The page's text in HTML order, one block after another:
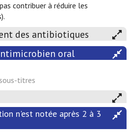
contribuer à réduire les
des antibiotiques
oral
titres
n'est notée après 2 à 3